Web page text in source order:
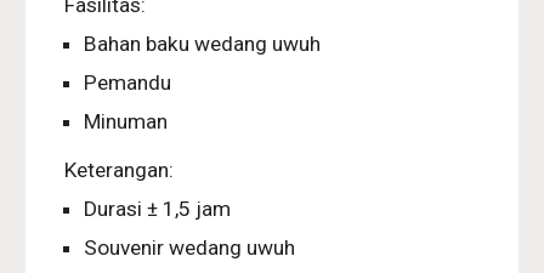
Fasilitas:
Bahan baku wedang uwuh
Pemandu
Minuman
Keterangan:
Durasi ± 1,5 jam
Souvenir wedang uwuh